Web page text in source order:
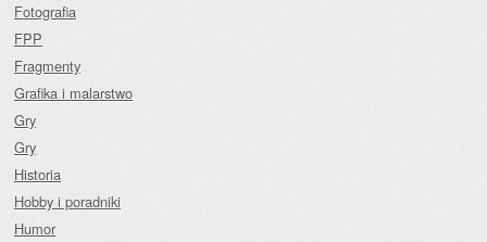
Fotografia
FPP
Fragmenty
Grafika i malarstwo
Gry
Gry
Historia
Hobby i poradniki
Humor